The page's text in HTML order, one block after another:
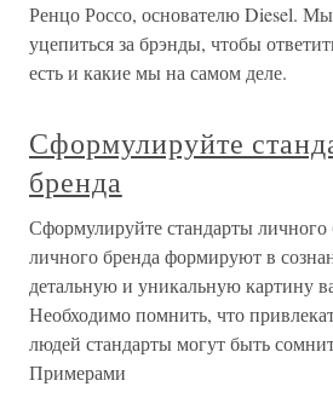
Ренцо Россо, основателю Diesel.
уцепиться за брэнды, чтобы
есть и какие мы на самом деле.
Сформулируйте
бренда
Сформулируйте стандарты
личного бренда формируют в
детальную и уникальную картину
Необходимо помнить, что
людей стандарты могут быть
Примерами